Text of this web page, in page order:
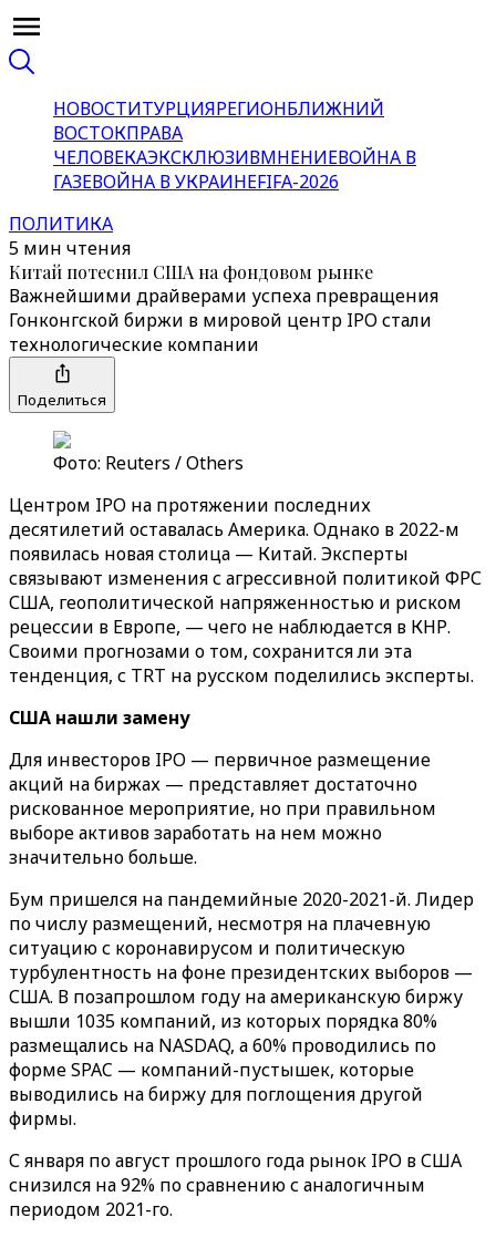
НОВОСТИТУРЦИЯРЕГИОНБЛИЖНИЙ
ВОСТОКПРАВА
ЧЕЛОВЕКАЭКСКЛЮЗИВМНЕНИЕВОЙНА В
ГАЗЕВОЙНА В УКРАИНЕFIFA-2026
ПОЛИТИКА
5 мин чтения
Китай потеснил США на фондовом рынке
Важнейшими драйверами успеха превращения
Гонконгской биржи в мировой центр IPO стали
технологические компании
Поделиться
Фото: Reuters / Others
Центром IPO на протяжении последних
десятилетий оставалась Америка. Однако в 2022-м
появилась новая столица — Китай. Эксперты
связывают изменения с агрессивной политикой ФРС
США, геополитической напряженностью и риском
рецессии в Европе, — чего не наблюдается в КНР.
Своими прогнозами о том, сохранится ли эта
тенденция, с TRT на русском поделились эксперты.
CША нашли замену
Для инвесторов IPO — первичное размещение
акций на биржах — представляет достаточно
рискованное мероприятие, но при правильном
выборе активов заработать на нем можно
значительно больше.
Бум пришелся на пандемийные 2020-2021-й. Лидер
по числу размещений, несмотря на плачевную
ситуацию с коронавирусом и политическую
турбулентность на фоне президентских выборов —
США. В позапрошлом году на американскую биржу
вышли 1035 компаний, из которых порядка 80%
размещались на NASDAQ, а 60% проводились по
форме SPAC — компаний-пустышек, которые
выводились на биржу для поглощения другой
фирмы.
С января по август прошлого года рынок IPO в США
снизился на 92% по сравнению с аналогичным
периодом 2021-го.